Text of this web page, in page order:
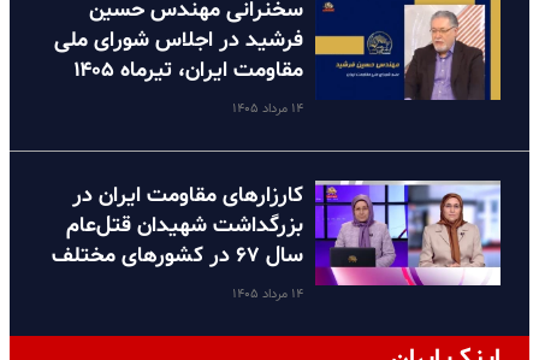
سخنرانی مهندس حسین
فرشید در اجلاس شورای ملی
مقاومت ایران، تیرماه ۱۴۰۵
۱۴ مرداد ۱۴۰۵
کارزارهای مقاومت ایران در
بزرگداشت شهیدان قتل‌عام
سال ۶۷ در کشورهای مختلف
۱۴ مرداد ۱۴۰۵